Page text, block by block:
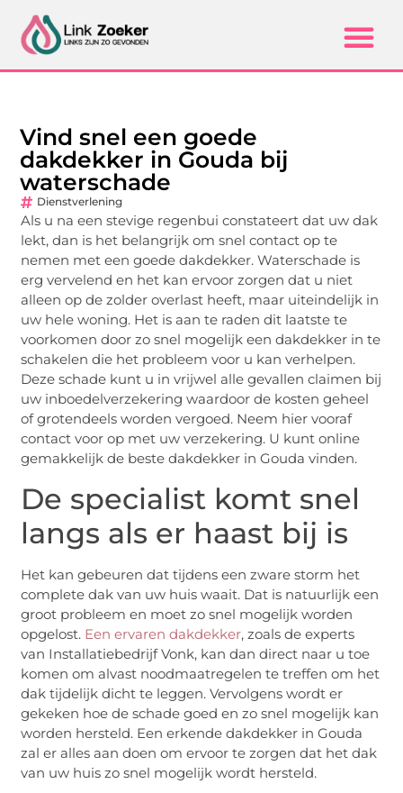
Vind snel een goede
dakdekker in Gouda bij
waterschade
Dienstverlening
Als u na een stevige regenbui constateert dat uw dak
lekt, dan is het belangrijk om snel contact op te
nemen met een goede dakdekker. Waterschade is
erg vervelend en het kan ervoor zorgen dat u niet
alleen op de zolder overlast heeft, maar uiteindelijk in
uw hele woning. Het is aan te raden dit laatste te
voorkomen door zo snel mogelijk een dakdekker in te
schakelen die het probleem voor u kan verhelpen.
Deze schade kunt u in vrijwel alle gevallen claimen bij
uw inboedelverzekering waardoor de kosten geheel
of grotendeels worden vergoed. Neem hier vooraf
contact voor op met uw verzekering. U kunt online
gemakkelijk de beste dakdekker in Gouda vinden.
De specialist komt snel
langs als er haast bij is
Het kan gebeuren dat tijdens een zware storm het
complete dak van uw huis waait. Dat is natuurlijk een
groot probleem en moet zo snel mogelijk worden
opgelost. Een ervaren dakdekker, zoals de experts
van Installatiebedrijf Vonk, kan dan direct naar u toe
komen om alvast noodmaatregelen te treffen om het
dak tijdelijk dicht te leggen. Vervolgens wordt er
gekeken hoe de schade goed en zo snel mogelijk kan
worden hersteld. Een erkende dakdekker in Gouda
zal er alles aan doen om ervoor te zorgen dat het dak
van uw huis zo snel mogelijk wordt hersteld.